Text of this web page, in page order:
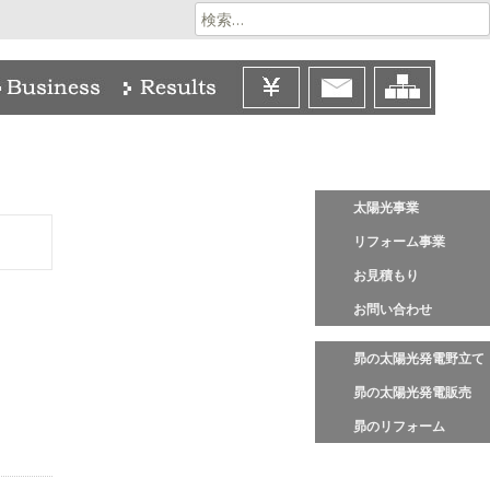
太陽光事業
リフォーム事業
お見積もり
お問い合わせ
昴の太陽光発電野立て
昴の太陽光発電販売
昴のリフォーム
検
索: